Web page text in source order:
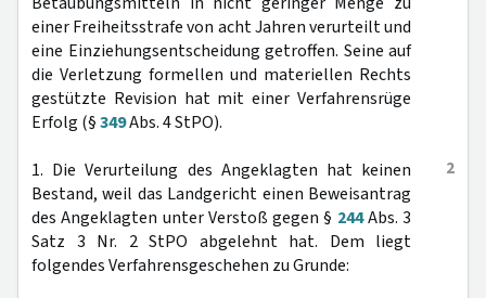
einer Freiheitsstrafe von acht Jahren verurteilt und
eine Einziehungsentscheidung getroffen. Seine auf
die Verletzung formellen und materiellen Rechts
gestützte Revision hat mit einer Verfahrensrüge
Erfolg (§349Abs. 4 StPO).
2
1. Die Verurteilung des Angeklagten hat keinen
Bestand, weil das Landgericht einen Beweisantrag
des Angeklagten unter Verstoß gegen § 244Abs. 3
Satz 3 Nr. 2 StPO abgelehnt hat. Dem liegt
folgendes Verfahrensgeschehen zu Grunde: